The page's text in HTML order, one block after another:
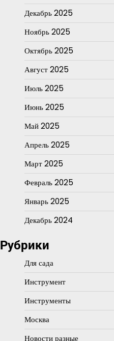
Декабрь 2025
Ноябрь 2025
Октябрь 2025
Август 2025
Июль 2025
Июнь 2025
Май 2025
Апрель 2025
Март 2025
Февраль 2025
Январь 2025
Декабрь 2024
Рубрики
Для сада
Инструмент
Инструменты
Москва
Новости разные